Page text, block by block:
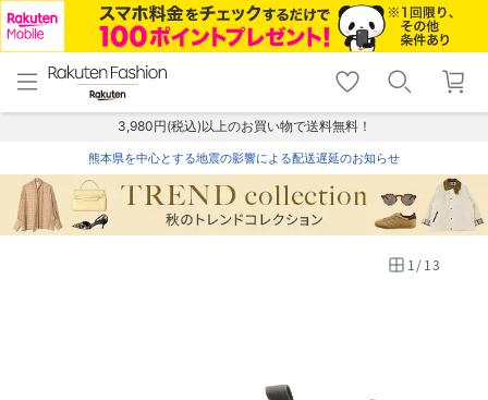
menu home
トップ
shopping_cart lock_outline
ログイン
3,980円(税込)以上のお買い物で送料無料！
熊本県を中心とする地震の影響による配送遅延のお知らせ
1/13